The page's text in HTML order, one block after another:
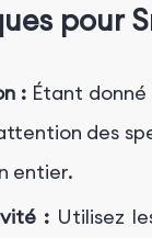
pour
: Étant
des
entier.
: Utilisez